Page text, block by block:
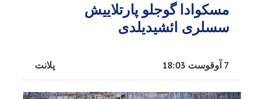
مسکوادا گوجلو پارتلاییش
سسلری ائشیدیلدی
پلانت 7 آوقوست 18:03